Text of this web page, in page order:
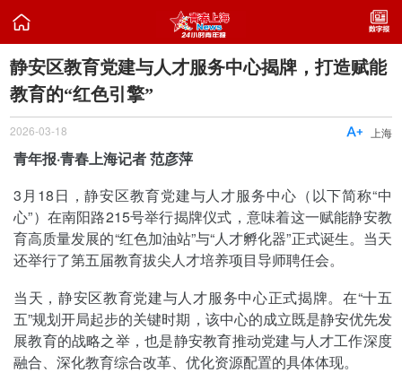

静安区教育党建与人才服务中心揭牌，打造赋能
教育的“红色引擎”
2026-03-18 上海

青年报·青春上海记者 范彦萍
3月18日，静安区教育党建与人才服务中心（以下简称“中
心”）在南阳路215号举行揭牌仪式，意味着这一赋能静安教
育高质量发展的“红色加油站”与“人才孵化器”正式诞生。当天
还举行了第五届教育拔尖人才培养项目导师聘任会。
当天，静安区教育党建与人才服务中心正式揭牌。在“十五
五”规划开局起步的关键时期，该中心的成立既是静安优先发
展教育的战略之举，也是静安教育推动党建与人才工作深度
融合、深化教育综合改革、优化资源配置的具体体现。